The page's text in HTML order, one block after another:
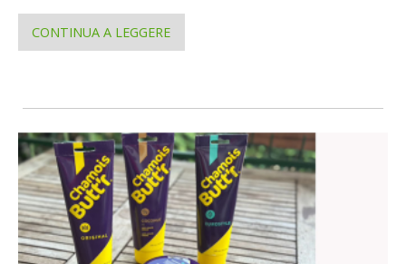
CONTINUA A LEGGERE